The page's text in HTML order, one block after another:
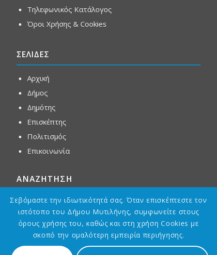
Τηλεφωνικός Κατάλογος
Όροι Χρήσης & Cookies
ΣΕΛΙΔΕΣ
Αρχική
Δήμος
Δημότης
Επισκέπτης
Πολιτισμός
Επικοινωνία
ΑΝΑΖΗΤΗΣΗ
Σεβόμαστε την ιδιωτικότητά σας. Όταν επισκέπτεστε τον
ιστότοπο του Δήμου Μυτιλήνης, συμφωνείτε στους
όρους χρήσης του, καθώς και στη χρήση Cookies με
σκοπό την ομαλότερη εμπειρία περιήγησης.